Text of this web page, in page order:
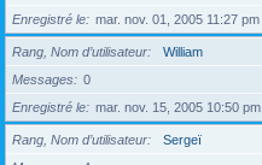
Enregistré le
mar. nov. 01, 2005 11:27 pm
Rang, Nom d’utilisateur
William
Messages
0
Enregistré le
mar. nov. 15, 2005 10:50 pm
Rang, Nom d’utilisateur
Sergeï